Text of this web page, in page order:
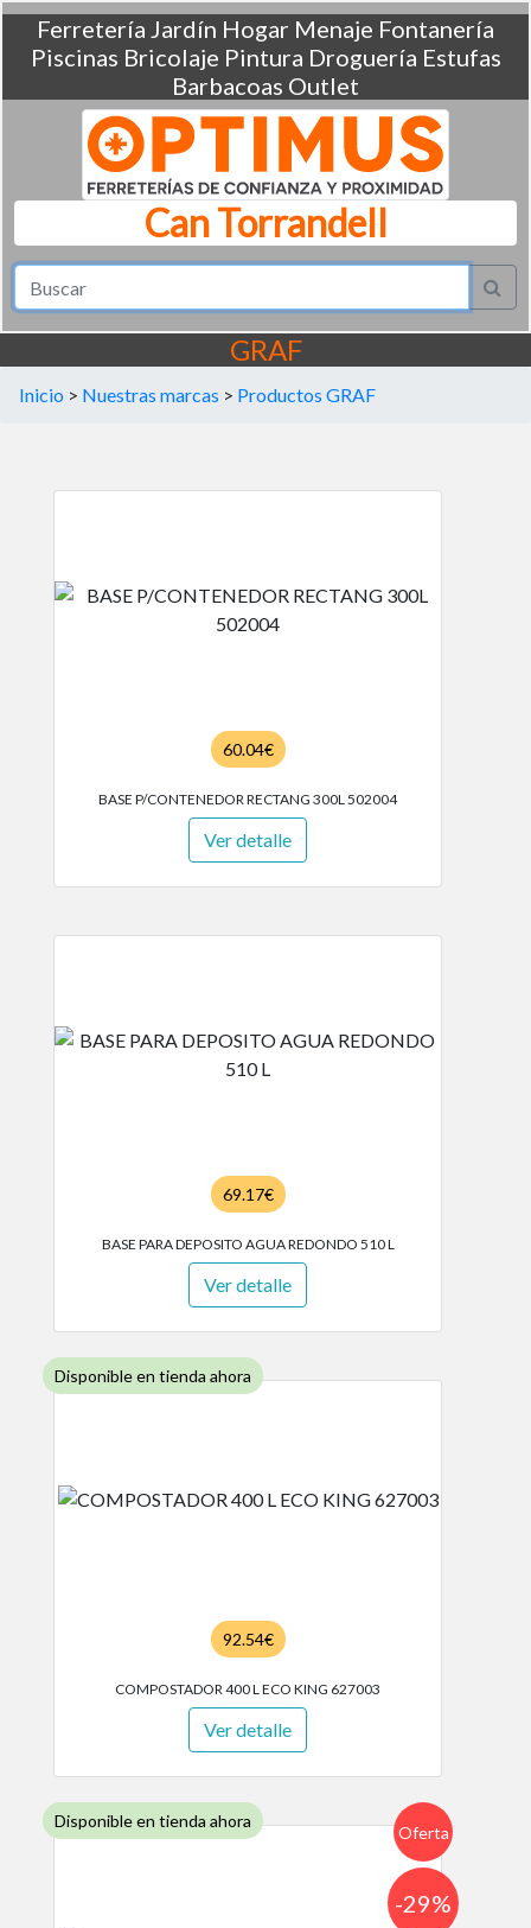
Ferretería Jardín Hogar Menaje Fontanería
Piscinas Bricolaje Pintura Droguería Estufas
Barbacoas Outlet
Can Torrandell
GRAF
Inicio > Nuestras marcas > Productos GRAF
60.04€
BASE P/CONTENEDOR RECTANG 300L 502004
Ver detalle
69.17€
BASE PARA DEPOSITO AGUA REDONDO 510 L
Ver detalle
Disponible en tienda ahora
92.54€
COMPOSTADOR 400 L ECO KING 627003
Ver detalle
Disponible en tienda ahora
Oferta
-29%